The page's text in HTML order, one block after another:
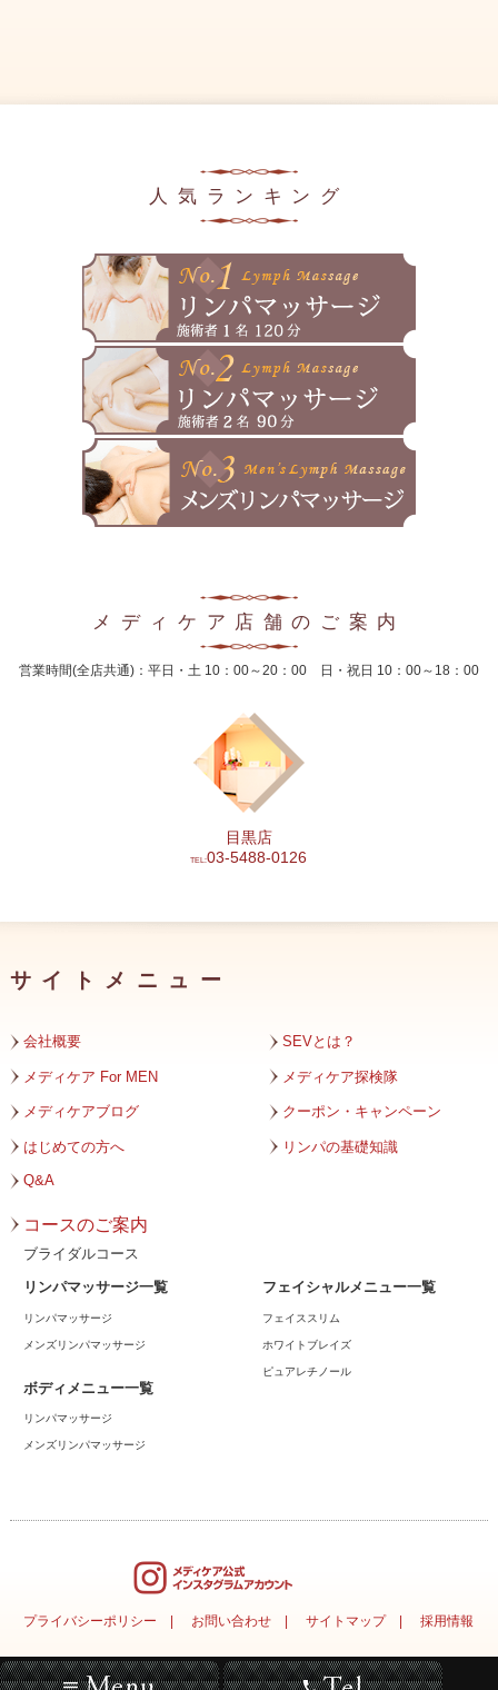
2025年3月
2025年2月
2025年1月
2024年12月
2024年11月
2024年10月
2024年7月
2024年6月
2023年11月
2023年10月
2023年9月
2023年8月
2023年5月
2023年4月
2023年3月
2023年2月
2022年11月
2022年8月
人気ランキング
メディケア店舗のご案内
営業時間(全店共通)：平日・土 10：00～20：00 日・祝日 10：00～18：00
目黒店
TEL:03-5488-0126
サイトメニュー
会社概要 SEVとは？
メディケア For MEN メディケア探検隊
メディケアブログ クーポン・キャンペーン
はじめての方へ リンパの基礎知識
Q&A
コースのご案内
ブライダルコース
リンパマッサージ一覧
リンパマッサージ
メンズリンパマッサージ
フェイシャルメニュー一覧
フェイススリム
ホワイトブレイズ
ピュアレチノール
ボディメニュー一覧
リンパマッサージ
メンズリンパマッサージ
プライバシーポリシー お問い合わせ サイトマップ 採用情報
Copyright(C)2007-2015 MEDICARE. All rights reserved.